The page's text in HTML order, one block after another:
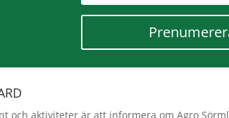
och aktiviteter är att informera om Agro